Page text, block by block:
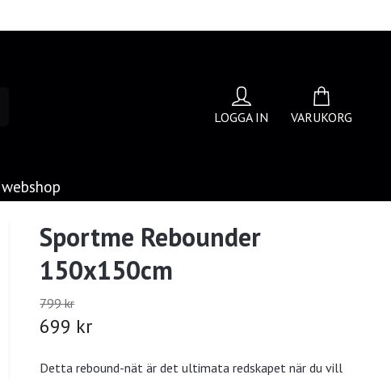
LOGGA IN VARUKORG
Sportme Rebounder
150x150cm
799 kr
699 kr
Detta rebound-nät är det ultimata redskapet när du vill